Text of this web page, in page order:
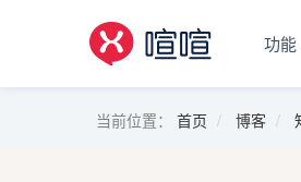
功能
当前位置： 首页 博客